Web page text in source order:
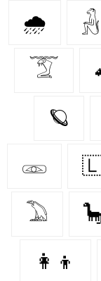
🌧️ 𓃻
𓄆
🪐
𓁽
𓅐
👩‍👦